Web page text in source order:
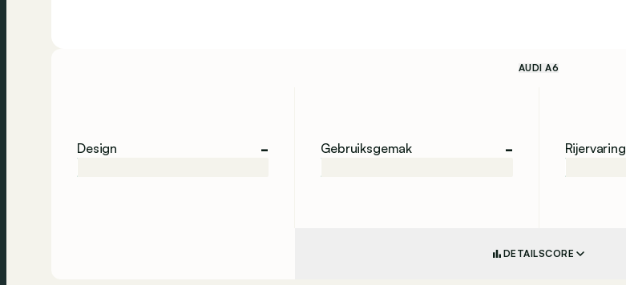
AUDI A6
Design - Gebruiksgemak - Rijervaring
DETAILSCORE